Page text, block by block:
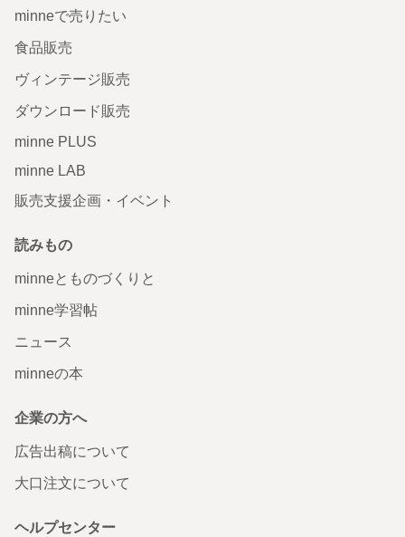
minneで売りたい
食品販売
ヴィンテージ販売
ダウンロード販売
minne PLUS
minne LAB
販売支援企画・イベント
読みもの
minneとものづくりと
minne学習帖
ニュース
minneの本
企業の方へ
広告出稿について
大口注文について
ヘルプセンター